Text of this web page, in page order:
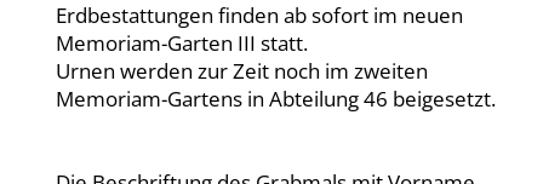
Erdbestattungen finden ab sofort im neuen
Memoriam-Garten III statt.
Urnen werden zur Zeit noch im zweiten
Memoriam-Gartens in Abteilung 46 beigesetzt.